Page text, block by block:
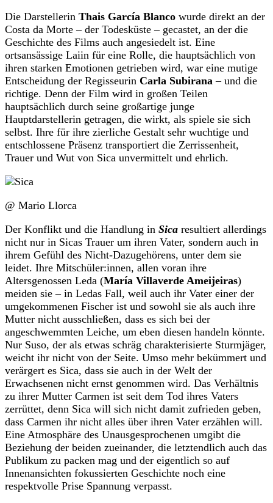
Die Darstellerin Thais García Blanco wurde direkt an der
Costa da Morte – der Todesküste – gecastet, an der die
Geschichte des Films auch angesiedelt ist. Eine
ortsansässige Laiin für eine Rolle, die hauptsächlich von
ihren starken Emotionen getrieben wird, war eine mutige
Entscheidung der Regisseurin Carla Subirana – und die
richtige. Denn der Film wird in großen Teilen
hauptsächlich durch seine großartige junge
Hauptdarstellerin getragen, die wirkt, als spiele sie sich
selbst. Ihre für ihre zierliche Gestalt sehr wuchtige und
entschlossene Präsenz transportiert die Zerrissenheit,
Trauer und Wut von Sica unvermittelt und ehrlich.
@ Mario Llorca
Der Konflikt und die Handlung in Sica resultiert allerdings
nicht nur in Sicas Trauer um ihren Vater, sondern auch in
ihrem Gefühl des Nicht-Dazugehörens, unter dem sie
leidet. Ihre Mitschüler:innen, allen voran ihre
Altersgenossen Leda (María Villaverde Ameijeiras)
meiden sie – in Ledas Fall, weil auch ihr Vater einer der
umgekommenen Fischer ist und sowohl sie als auch ihre
Mutter nicht ausschließen, dass es sich bei der
angeschwemmten Leiche, um eben diesen handeln könnte.
Nur Suso, der als etwas schräg charakterisierte Sturmjäger,
weicht ihr nicht von der Seite. Umso mehr bekümmert und
verärgert es Sica, dass sie auch in der Welt der
Erwachsenen nicht ernst genommen wird. Das Verhältnis
zu ihrer Mutter Carmen ist seit dem Tod ihres Vaters
zerrüttet, denn Sica will sich nicht damit zufrieden geben,
dass Carmen ihr nicht alles über ihren Vater erzählen will.
Eine Atmosphäre des Unausgesprochenen umgibt die
Beziehung der beiden zueinander, die letztendlich auch das
Publikum zu packen mag und der eigentlich so auf
Innenansichten fokussierten Geschichte noch eine
respektvolle Prise Spannung verpasst.